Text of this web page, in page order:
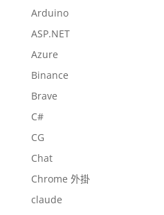
Arduino
ASP.NET
Azure
Binance
Brave
C#
CG
Chat
Chrome 外掛
claude